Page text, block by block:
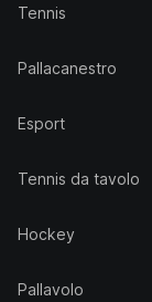
Tennis
Pallacanestro
Esport
Tennis da tavolo
Hockey
Pallavolo